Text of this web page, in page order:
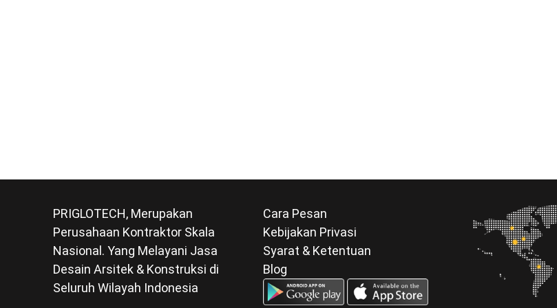
PRIGLOTECH, Merupakan
Perusahaan Kontraktor Skala
Nasional. Yang Melayani Jasa
Desain Arsitek & Konstruksi di
Seluruh Wilayah Indonesia
Cara Pesan
Kebijakan Privasi
Syarat & Ketentuan
Blog